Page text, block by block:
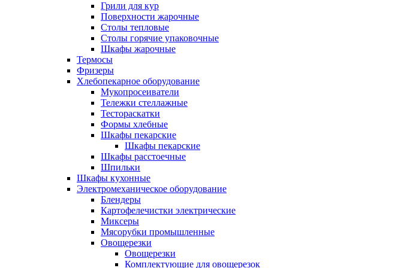
Грили для кур
Поверхности жарочные
Столы тепловые
Столы горячие упаковочные
Шкафы жарочные
Термосы
Фризеры
Хлебопекарное оборудование
Мукопросеиватели
Тележки стеллажные
Тестораскатки
Формы хлебные
Шкафы пекарские
Шкафы пекарские
Шкафы расстоечные
Шпильки
Шкафы кухонные
Электромеханическое оборудование
Блендеры
Картофелечистки электрические
Миксеры
Мясорубки промышленные
Овощерезки
Овощерезки
Комплектующие для овощерезок